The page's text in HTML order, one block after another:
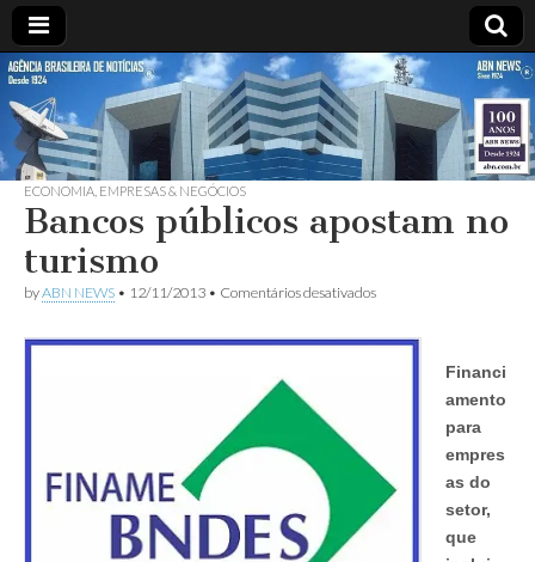
ABN
AGÊNCIA
BRASILEIRA
DE
NOTÍCIAS
DESDE
1924
ECONOMIA EMPRESAS & NEGÓCIOS
Bancos públicos apostam no
turismo
byABN NEWS • 12/11/2013 • Comentários desativadosem
apostam
Financi
amento
para
empres
as do
setor,
que